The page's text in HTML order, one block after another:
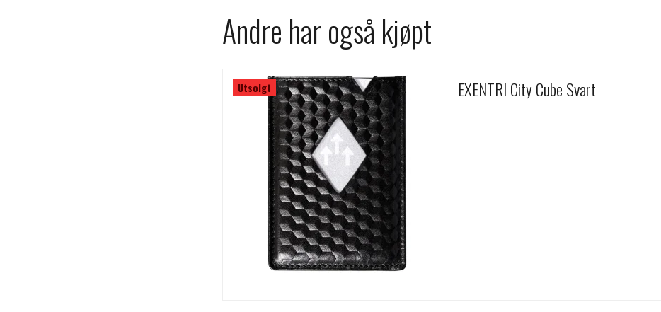
Andre har også kjøpt
Utsolgt EXENTRI City Cube Svart